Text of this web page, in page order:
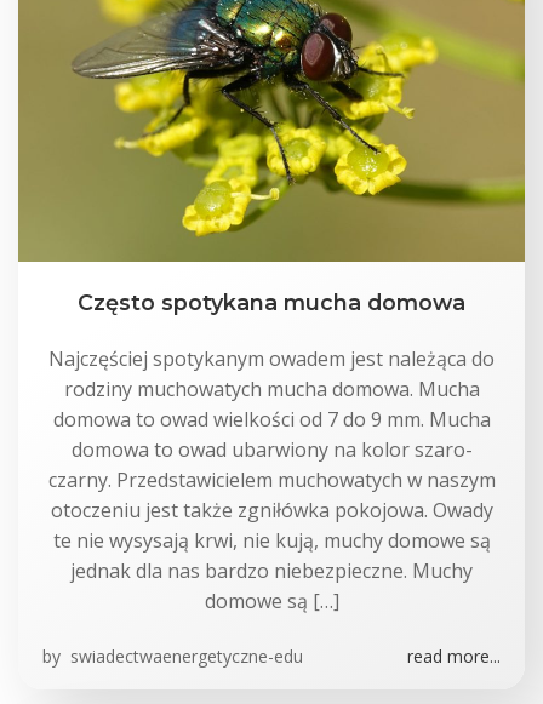
Często spotykana mucha domowa
Najczęściej spotykanym owadem jest należąca do
rodziny muchowatych mucha domowa. Mucha
domowa to owad wielkości od 7 do 9 mm. Mucha
domowa to owad ubarwiony na kolor szaro-
czarny. Przedstawicielem muchowatych w naszym
otoczeniu jest także zgniłówka pokojowa. Owady
te nie wysysają krwi, nie kują, muchy domowe są
jednak dla nas bardzo niebezpieczne. Muchy
domowe są […]
by swiadectwaenergetyczne-edu read more...